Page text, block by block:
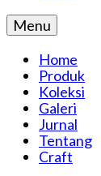
Menu
Home
Produk
Koleksi
Galeri
Jurnal
Tentang
Craft